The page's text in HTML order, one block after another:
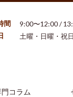
間
9:00〜12:00 /
土曜・日曜・祝
コラム